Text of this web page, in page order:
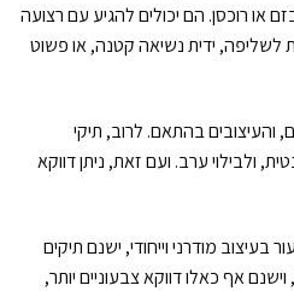
או רוכסן. הם יכולים להגיע עם רצועה
לשליפה, ידית נשיאה קטנה, או פשוט
והעיצובים בהתאם. לרוב, תיקי
ולבילוי ערב. ועם זאת, ניתן דווקא
בעיצוב מודרני וייחודי, ישנם תיקים
אף כאלו דווקא צבעוניים יותר,